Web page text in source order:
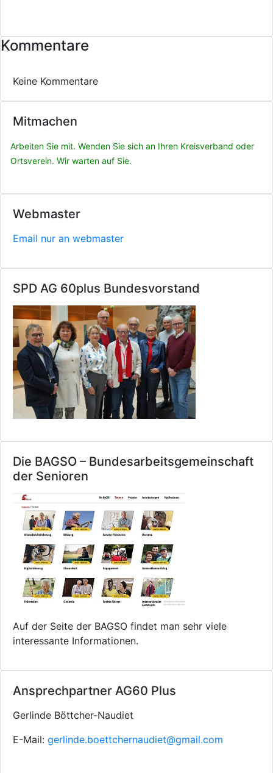
Mitmachen
Arbeiten Sie mit. Wenden Sie sich an Ihren Kreisverband oder
Ortsverein. Wir warten auf Sie.
Webmaster
Email nur an webmaster
Kommentare
Keine Kommentare
SPD AG 60plus Bundesvorstand
Die BAGSO – Bundesarbeitsgemeinschaft
der Senioren
Auf der Seite der BAGSO findet man sehr viele
interessante Informationen.
Ansprechpartner AG60 Plus
Gerlinde Böttcher-Naudiet
E-Mail: gerlinde.boettchernaudiet@gmail.com